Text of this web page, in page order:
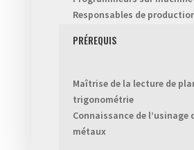
Responsables de
PRÉREQUIS
Maîtrise de la lecture de
trigonométrie
Connaissance de l’usinage
métaux